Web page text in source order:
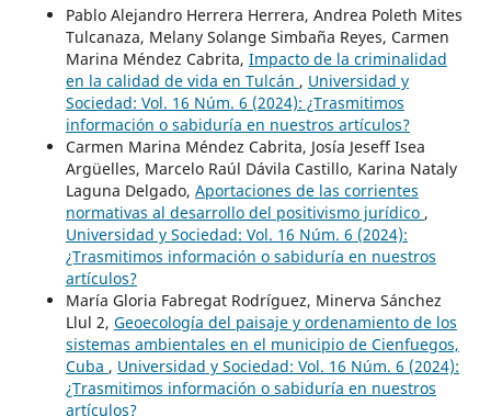
Pablo Alejandro Herrera Herrera, Andrea Poleth Mites
Tulcanaza, Melany Solange Simbaña Reyes, Carmen
Marina Méndez Cabrita, Impacto de la criminalidad
en la calidad de vida en Tulcán , Universidad y
Sociedad: Vol. 16 Núm. 6 (2024): ¿Trasmitimos
información o sabiduría en nuestros artículos?
Carmen Marina Méndez Cabrita, Josía Jeseff Isea
Argüelles, Marcelo Raúl Dávila Castillo, Karina Nataly
Laguna Delgado, Aportaciones de las corrientes
normativas al desarrollo del positivismo jurídico ,
Universidad y Sociedad: Vol. 16 Núm. 6 (2024):
¿Trasmitimos información o sabiduría en nuestros
artículos?
María Gloria Fabregat Rodríguez, Minerva Sánchez
Llul 2, Geoecología del paisaje y ordenamiento de los
sistemas ambientales en el municipio de Cienfuegos,
Cuba , Universidad y Sociedad: Vol. 16 Núm. 6 (2024):
¿Trasmitimos información o sabiduría en nuestros
artículos?